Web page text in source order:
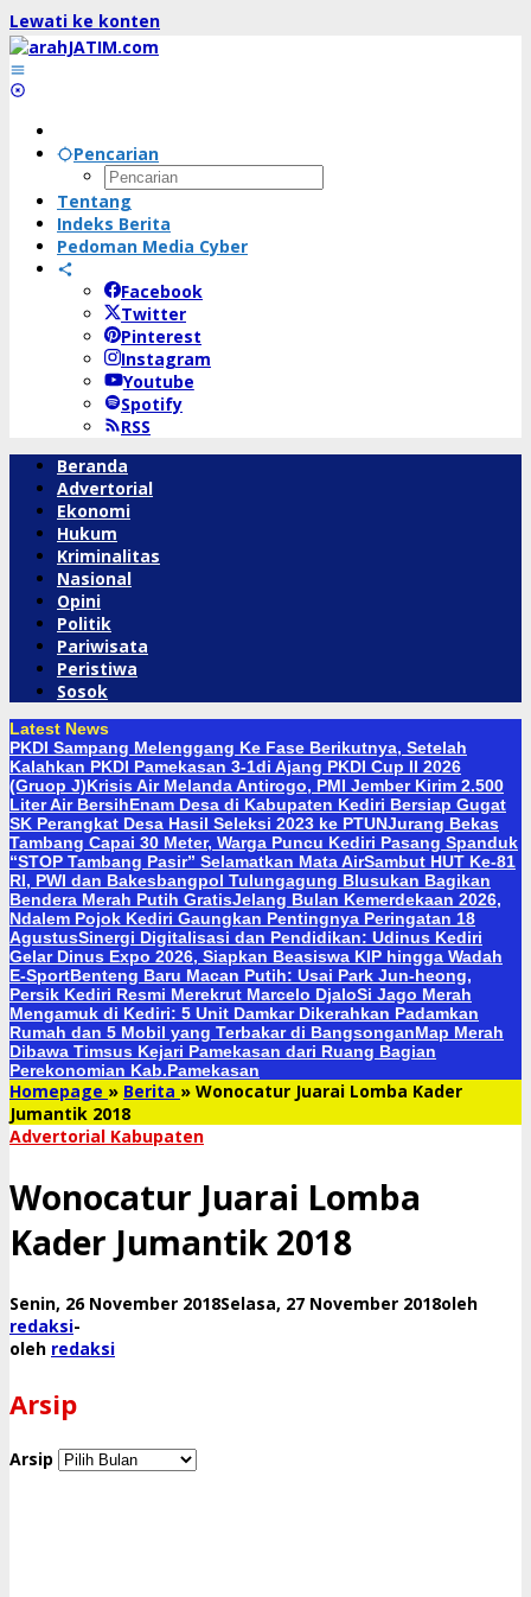
Lewati ke konten
Pencarian
Tentang
Indeks Berita
Pedoman Media Cyber
Facebook
Twitter
Pinterest
Instagram
Youtube
Spotify
RSS
Beranda
Advertorial
Ekonomi
Hukum
Kriminalitas
Nasional
Opini
Politik
Pariwisata
Peristiwa
Sosok
Latest News
PKDI Sampang Melenggang Ke Fase Berikutnya, Setelah
Kalahkan PKDI Pamekasan 3-1di Ajang PKDI Cup II 2026
(Gruop J)Krisis Air Melanda Antirogo, PMI Jember Kirim 2.500
Liter Air BersihEnam Desa di Kabupaten Kediri Bersiap Gugat
SK Perangkat Desa Hasil Seleksi 2023 ke PTUNJurang Bekas
Tambang Capai 30 Meter, Warga Puncu Kediri Pasang Spanduk
“STOP Tambang Pasir” Selamatkan Mata AirSambut HUT Ke-81
RI, PWI dan Bakesbangpol Tulungagung Blusukan Bagikan
Bendera Merah Putih GratisJelang Bulan Kemerdekaan 2026,
Ndalem Pojok Kediri Gaungkan Pentingnya Peringatan 18
AgustusSinergi Digitalisasi dan Pendidikan: Udinus Kediri
Gelar Dinus Expo 2026, Siapkan Beasiswa KIP hingga Wadah
E-SportBenteng Baru Macan Putih: Usai Park Jun-heong,
Persik Kediri Resmi Merekrut Marcelo DjaloSi Jago Merah
Mengamuk di Kediri: 5 Unit Damkar Dikerahkan Padamkan
Rumah dan 5 Mobil yang Terbakar di BangsonganMap Merah
Dibawa Timsus Kejari Pamekasan dari Ruang Bagian
Perekonomian Kab.Pamekasan
Homepage » Berita » Wonocatur Juarai Lomba Kader
Jumantik 2018
Advertorial Kabupaten
Wonocatur Juarai Lomba
Kader Jumantik 2018
Senin, 26 November 2018Selasa, 27 November 2018oleh
redaksi-
oleh redaksi
Arsip
Arsip